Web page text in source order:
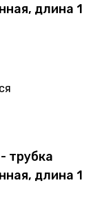
длина 1
трубка
длина 1